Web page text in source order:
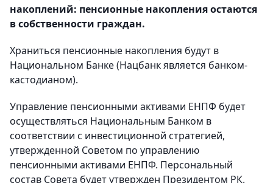
накоплений: пенсионные накопления остаются
в собственности граждан.
Храниться пенсионные накопления будут в
Национальном Банке (Нацбанк является банком-
кастодианом).
Управление пенсионными активами ЕНПФ будет
осуществляться Национальным Банком в
соответствии с инвестиционной стратегией,
утвержденной Советом по управлению
пенсионными активами ЕНПФ. Персональный
состав Совета будет утвержден Президентом РК.